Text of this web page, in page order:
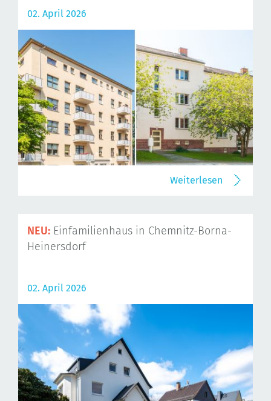
02. April 2026
Weiterlesen
NEU: Einfamilienhaus in Chemnitz-Borna-
Heinersdorf
02. April 2026